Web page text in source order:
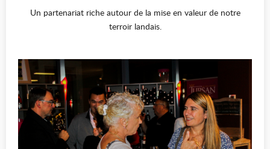
Un partenariat riche autour de la mise en valeur de notre
terroir landais.